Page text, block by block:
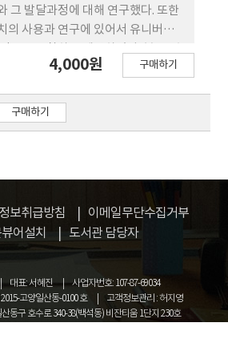
실시하게 된다. 이런 평가과정을 통
이후 장애를 갖은 사람이라 할지라
가받고 그에 따른 적절한 운전보조
서 다시 운전을 할 수 있게 된다. 결론
활평가시스템을 제대로 갖추는 것이
다. 적절한 운전재활 평가는 장애를
할 것이다. 그러기 위해서는 장애를
재활평가를 통해 운전이 가능하도록
이 필요할 것이며, 운전재활서비스
위해서는 선진국의 운전재활 시스
을 제시해야 할 것이다.
그 발달과정에 대해 연구했다. 또한
의 사용과 연구에 있어서 유니버셜
사람들이 보다 접근성 있는 삶을 살
적, 청각적, 또는 다른 감각이 손상
나타내 줄 수 있는 변형된 방법을 제
가해지는 진동 감각에 의해 자극되
반의 형태는 자극제로서 전기적 전
이다. 촉각적 제시장치의 복잡성은
라 달라지는데, 현재 단일요소적, 1
, 그리고 3차원적 장비들이 사용 가
시장치들은 그 크기와 필요한 전력
의 적절한 수단을 사용하여 촉감을
제공해 준다. 그것들은 초반에는 시
4,000원 구매하기
구매하기
보취급방침
이메일무단수집거부
어설치
도서관 담당자
대표: 서혜진
사업자번호: 107-87-69034
고양일산동-0100 호
고객정보관리 : 허지영
동구 호수로 340-38(백석동) 비잔티움 1단지 230호